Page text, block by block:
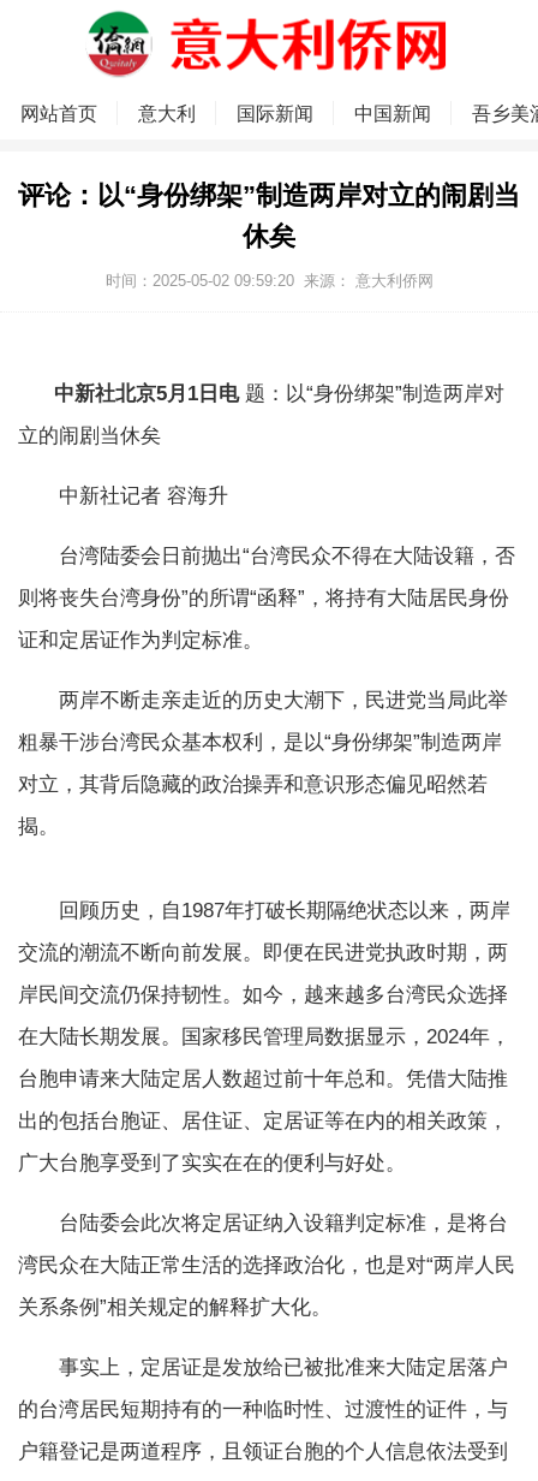
网站首页 意大利 国际新闻 中国新闻 吾乡美
评论：以“身份绑架”制造两岸对立的闹剧当
休矣
时间：2025-05-02 09:59:20 来源： 意大利侨网
中新社北京5月1日电题：以“身份绑架”制造两岸对
立的闹剧当休矣
中新社记者 容海升
台湾陆委会日前抛出“台湾民众不得在大陆设籍，否
则将丧失台湾身份”的所谓“函释”，将持有大陆居民身份
证和定居证作为判定标准。
两岸不断走亲走近的历史大潮下，民进党当局此举
粗暴干涉台湾民众基本权利，是以“身份绑架”制造两岸
对立，其背后隐藏的政治操弄和意识形态偏见昭然若
揭。
回顾历史，自1987年打破长期隔绝状态以来，两岸
交流的潮流不断向前发展。即便在民进党执政时期，两
岸民间交流仍保持韧性。如今，越来越多台湾民众选择
在大陆长期发展。国家移民管理局数据显示，2024年，
台胞申请来大陆定居人数超过前十年总和。凭借大陆推
出的包括台胞证、居住证、定居证等在内的相关政策，
广大台胞享受到了实实在在的便利与好处。
台陆委会此次将定居证纳入设籍判定标准，是将台
湾民众在大陆正常生活的选择政治化，也是对“两岸人民
关系条例”相关规定的解释扩大化。
事实上，定居证是发放给已被批准来大陆定居落户
的台湾居民短期持有的一种临时性、过渡性的证件，与
户籍登记是两道程序，且领证台胞的个人信息依法受到